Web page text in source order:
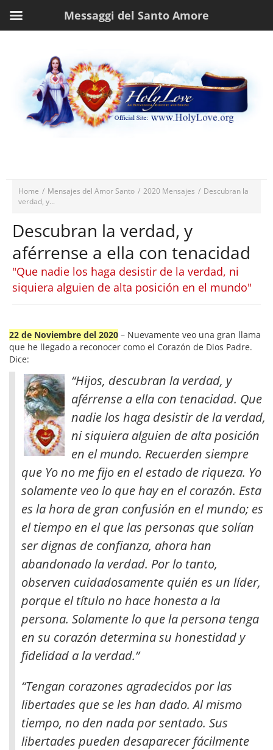
Home / Mensajes del Amor Santo / 2020 Mensajes / Descubran la
verdad, y...
Descubran la verdad, y
aférrense a ella con tenacidad
"Que nadie los haga desistir de la verdad, ni
siquiera alguien de alta posición en el mundo"
22 de Noviembre del 2020 – Nuevamente veo una gran llama
que he llegado a reconocer como el Corazón de Dios Padre.
Dice:
“Hijos, descubran la verdad, y
aférrense a ella con tenacidad. Que
nadie los haga desistir de la verdad,
ni siquiera alguien de alta posición
en el mundo. Recuerden siempre
que Yo no me fijo en el estado de riqueza. Yo
solamente veo lo que hay en el corazón. Esta
es la hora de gran confusión en el mundo; es
el tiempo en el que las personas que solían
ser dignas de confianza, ahora han
abandonado la verdad. Por lo tanto,
observen cuidadosamente quién es un líder,
porque el título no hace honesta a la
persona. Solamente lo que la persona tenga
en su corazón determina su honestidad y
fidelidad a la verdad.”
“Tengan corazones agradecidos por las
libertades que se les han dado. Al mismo
tiempo, no den nada por sentado. Sus
libertades pueden desaparecer fácilmente
Messaggi del Santo Amore